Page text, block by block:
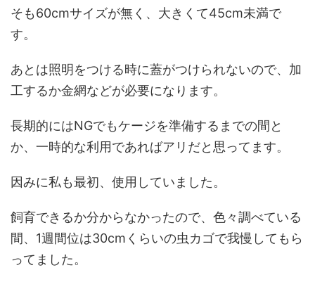
そも60cmサイズが無く、大きくて45cm未満で
す。
あとは照明をつける時に蓋がつけられないので、加
工するか金網などが必要になります。
長期的にはNGでもケージを準備するまでの間と
か、一時的な利用であればアリだと思ってます。
因みに私も最初、使用していました。
飼育できるか分からなかったので、色々調べている
間、1週間位は30cmくらいの虫カゴで我慢してもら
ってました。